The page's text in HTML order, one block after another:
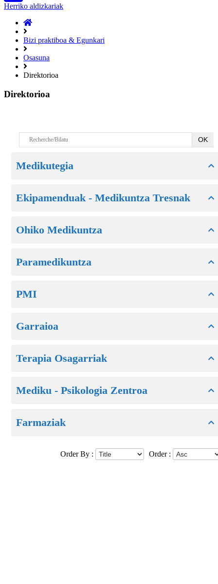
Herriko aldizkariak
ongietorri
Bizi praktiboa & Egunkari
Osasuna
Direktorioa
Direktorioa
Medikutegia
Ekipamenduak - Medikuntza Tresnak
Ohiko Medikuntza
Paramedikuntza
PMI
Garraioa
Terapia Osagarriak
Mediku - Psikologia Zentroa
Farmaziak
Order By : Order :